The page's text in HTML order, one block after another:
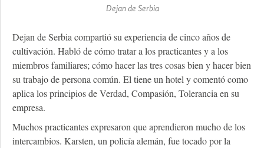
Dejan de Serbia
Dejan de Serbia compartió su experiencia de cinco años de
cultivación. Habló de cómo tratar a los practicantes y a los
miembros familiares; cómo hacer las tres cosas bien y hacer bien
su trabajo de persona común. El tiene un hotel y comentó como
aplica los principios de Verdad, Compasión, Tolerancia en su
empresa.
Muchos practicantes expresaron que aprendieron mucho de los
intercambios. Karsten, un policía alemán, fue tocado por la